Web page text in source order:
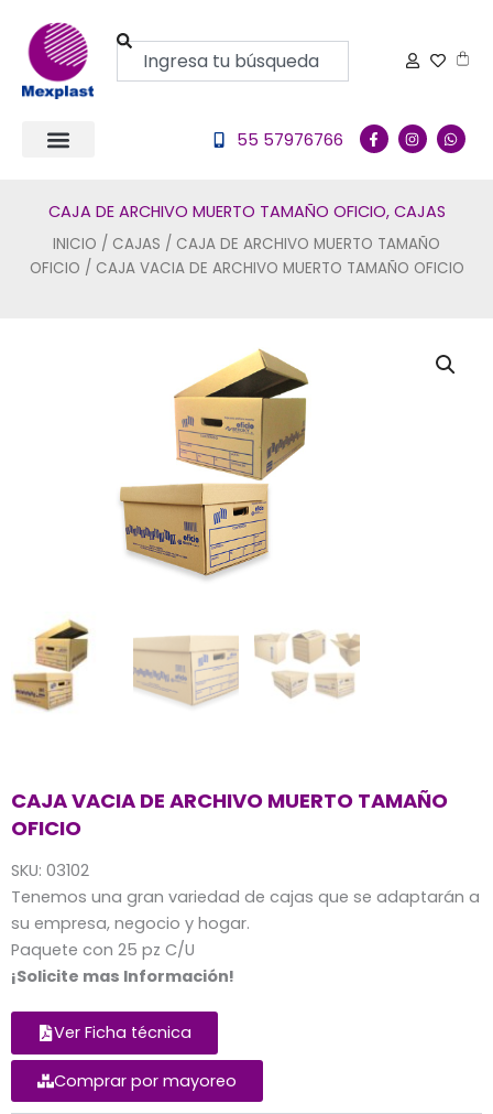
contenido
Buscar
55 57976766 F
a
c
o
o
-
f
I
n
s
g
r
m
W
h
a
CAJA DE ARCHIVO MUERTO TAMAÑO OFICIO, CAJAS
INICIO / CAJAS / CAJA DE ARCHIVO MUERTO TAMAÑO
OFICIO / CAJA VACIA DE ARCHIVO MUERTO TAMAÑO OFICIO
CAJA VACIA DE ARCHIVO MUERTO TAMAÑO
OFICIO
SKU: 03102
Tenemos una gran variedad de cajas que se adaptarán a
su empresa, negocio y hogar.
Paquete con 25 pz C/U
¡Solicite mas Información!
Ver Ficha técnica
Comprar por mayoreo